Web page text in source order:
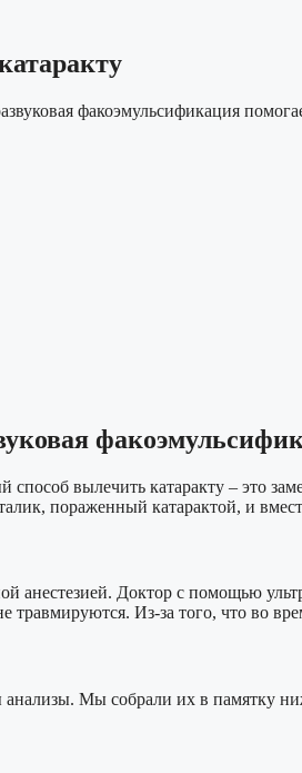
факоэмульсификация
вылечить катаракту – это
пораженный катарактой, и
анестезией. Доктор с помощью
травмируются. Из-за того, что во
Мы собрали их в памятку